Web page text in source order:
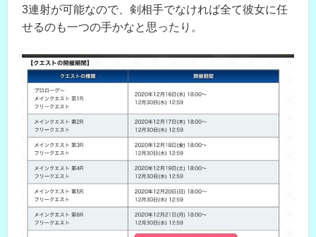
3連射が可能なので、剣相手でなければ全て彼女に任
せるのも一つの手かなと思ったり。